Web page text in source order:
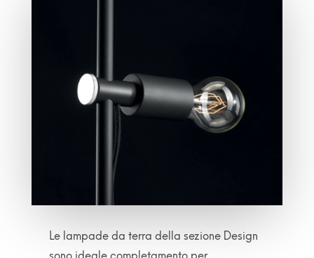
Le lampade da terra della sezione Design
sono ideale completamento per